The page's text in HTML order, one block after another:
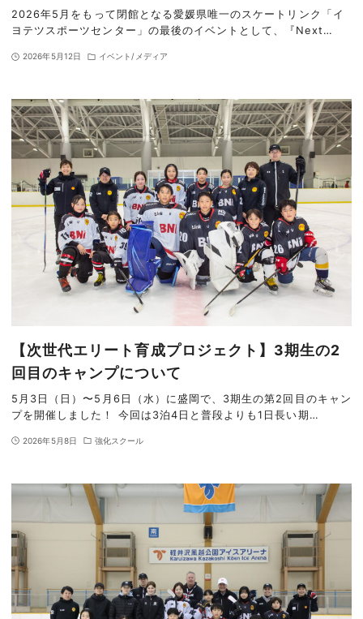
2026年5月をもって閉館となる愛媛県唯一のスケートリンク「イ
ヨテツスポーツセンター」の最後のイベントとして、『Next…
2026年5月12日 イベント/メディア
【次世代エリート育成プロジェクト】3期生の2
回目のキャンプについて
5月3日（日）〜5月6日（水）に盛岡で、3期生の第2回目のキャン
プを開催しました！ 今回は3泊4日と普段よりも1日長い期…
2026年5月8日 強化スクール